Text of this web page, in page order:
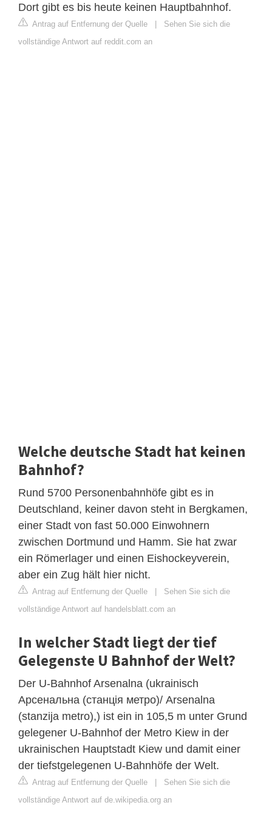
Dort gibt es bis heute keinen Hauptbahnhof.
Antrag auf Entfernung der Quelle | Sehen Sie sich die
vollständige Antwort auf reddit.com an
Welche deutsche Stadt hat keinen
Bahnhof?
Rund 5700 Personenbahnhöfe gibt es in
Deutschland, keiner davon steht in Bergkamen,
einer Stadt von fast 50.000 Einwohnern
zwischen Dortmund und Hamm. Sie hat zwar
ein Römerlager und einen Eishockeyverein,
aber ein Zug hält hier nicht.
Antrag auf Entfernung der Quelle | Sehen Sie sich die
vollständige Antwort auf handelsblatt.com an
In welcher Stadt liegt der tief
Gelegenste U Bahnhof der Welt?
Der U-Bahnhof Arsenalna (ukrainisch
Арсенальна (станція метро)/ Arsenalna
(stanzija metro),) ist ein in 105,5 m unter Grund
gelegener U-Bahnhof der Metro Kiew in der
ukrainischen Hauptstadt Kiew und damit einer
der tiefstgelegenen U-Bahnhöfe der Welt.
Antrag auf Entfernung der Quelle | Sehen Sie sich die
vollständige Antwort auf de.wikipedia.org an